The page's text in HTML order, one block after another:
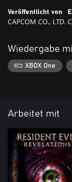
Veröffentlicht von
CAPCOM CO., LTD.
Wiedergabe
XBOX One
Arbeitet mit